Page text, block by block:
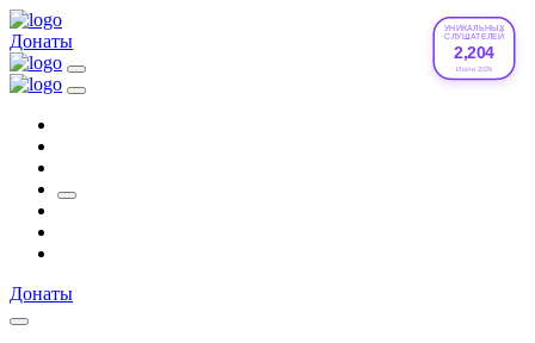
УНИКАЛЬНЫХ
СЛУШАТЕЛЕЙ
2,204
Июле 2026
Донаты
Донаты